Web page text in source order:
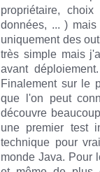
propriétaire,
données, ... )
uniquement des
très simple mais
avant
Finalement sur le
que l'on peut
découvre
une premier test
technique pour
monde Java. Pour